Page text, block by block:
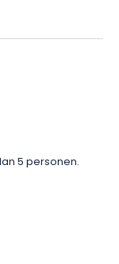
5 personen.